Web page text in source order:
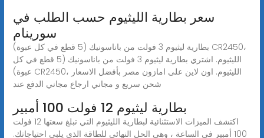
سعر بطارية الليثيوم حسب الطلب في
سورينام
بطارية ليثيوم 3 فولت من باناسونيك (5 قطع في كل عبوة) CR2450،
الليثيوم. اشتري بطارية ليثيوم 3 فولت من باناسونيك (5 قطع في كل
عبوة) CR2450، الليثيوم. اون لاين على امازون مصر بأفضل الاسعار
شحن سريع و مجاني ارجاع مجاني الدفع عند
بطارية ليثيوم 12 فولت 100 أمبير
اكتشف الميزات الاستثنائية لبطارية الليثيوم التي تبلغ سعتها 12 فولت
100 أمبير في الساعة ، وهي الحل النهائي للطاقة الذي يلبي احتياجاتك.